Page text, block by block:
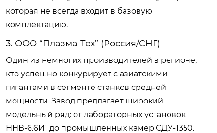
которая не всегда входит в базовую
комплектацию.
3. ООО “Плазма-Тех” (Россия/СНГ)
Один из немногих производителей в регионе,
кто успешно конкурирует с азиатскими
гигантами в сегменте станков средней
мощности. Завод предлагает широкий
модельный ряд: от лабораторных установок
ННВ-6.6И1 до промышленных камер СДУ-1350.